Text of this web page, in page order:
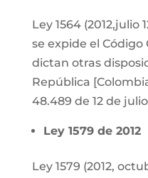
Ley 1564 (2012,julio
se expide el Código
dictan otras
República
48.489 de 12 de
Ley 1579 de 2012
Ley 1579 (2012,